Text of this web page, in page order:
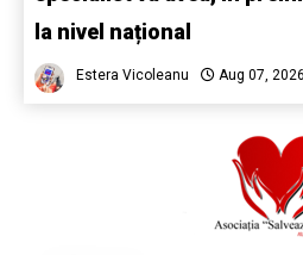
la nivel național
Estera Vicoleanu Aug 07, 2026